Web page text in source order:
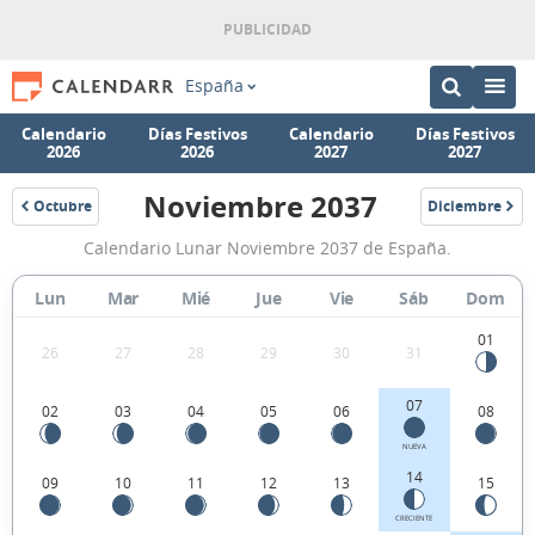
España
Calendario
2026
Días Festivos
2026
Calendario
2027
Días Festivos
2027
Octubre
2037
Calendario
Lunar
Noviembre
España.
Noviembre 2037 Diciembre
2037
Calendario Lunar Noviembre 2037 de España.
Lun Mar Mié Jue Vie Sáb Dom
26 27 28 29 30 31
01
02 03 04 05 06 07
NUEVA
08
09 10 11 12 13 14
CRECIENTE
15